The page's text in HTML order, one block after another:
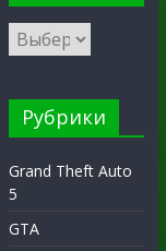
Рубрики
Grand Theft Auto
5
GTA